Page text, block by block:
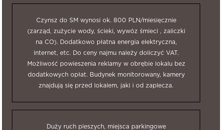
Czynsz do SM wynosi ok. 800 PLN/miesięcznie
(zarząd, zużycie wody, ścieki, wywóz śmieci , zaliczki
na CO). Dodatkowo płatna energia elektryczna,
internet, etc. Do ceny najmu należy doliczyć VAT.
Możliwość powieszenia reklamy w obrębie lokalu bez
dodatkowych opłat. Budynek monitorowany, kamery
znajdują się przed lokalem, jaki i od zaplecza.
Duży ruch pieszych, miejsca parkingowe